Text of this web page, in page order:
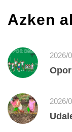
Azken
2026/
2026/